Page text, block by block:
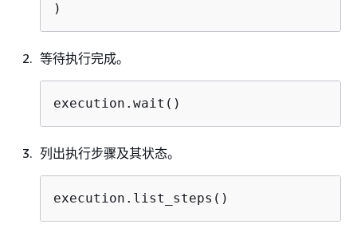
)
等待执行完成。
execution.wait()
列出执行步骤及其状态。
execution.list_steps()